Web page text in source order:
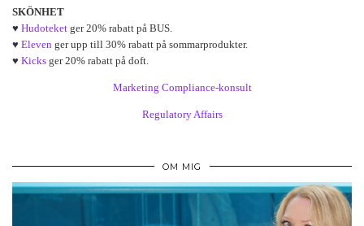
SKÖNHET
♥ Hudoteket ger 20% rabatt på BUS.
♥ Eleven ger upp till 30% rabatt på sommarprodukter.
♥ Kicks ger 20% rabatt på doft.
Marketing Compliance-konsult
Regulatory Affairs
OM MIG